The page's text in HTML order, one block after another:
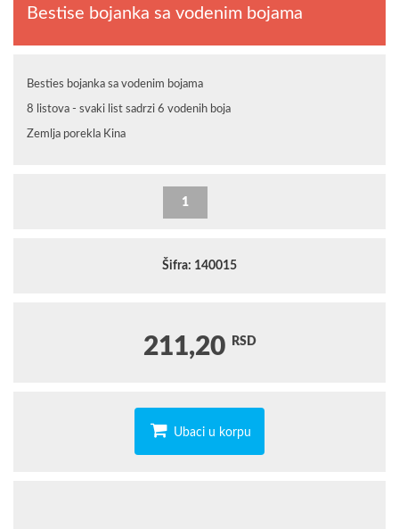
Bestise bojanka sa vodenim bojama
Besties bojanka sa vodenim bojama
8 listova - svaki list sadrzi 6 vodenih boja
Zemlja porekla Kina
Šifra: 140015
211,20 RSD
Ubaci u korpu